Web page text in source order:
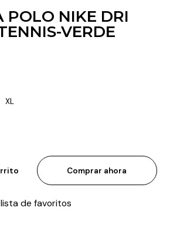
POLO NIKE DRI
VERDE
XL
Comprar ahora
de favoritos